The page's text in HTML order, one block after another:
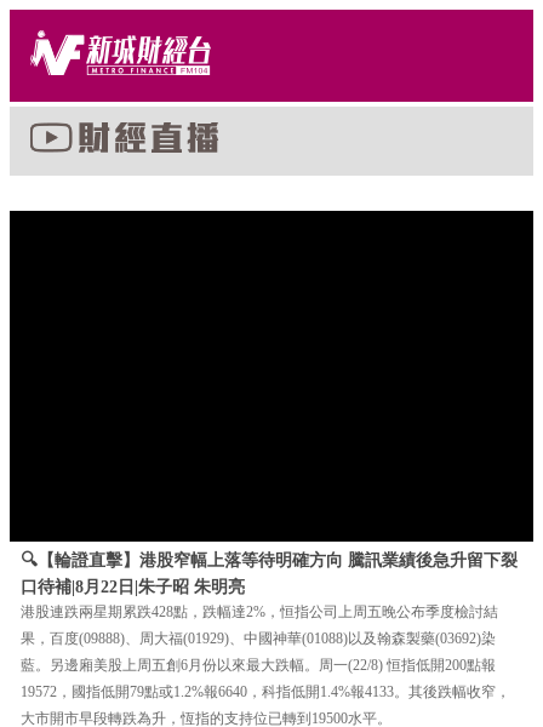
🔍【輪證直擊】港股窄幅上落等待明確方向 騰訊業績後急升留下裂
口待補|8月22日|朱子昭 朱明亮
港股連跌兩星期累跌428點，跌幅達2%，恒指公司上周五晚公布季度檢討結
果，百度(09888)、周大福(01929)、中國神華(01088)以及翰森製藥(03692)染
藍。另邊廂美股上周五創6月份以來最大跌幅。周一(22/8) 恒指低開200點報
19572，國指低開79點或1.2%報6640，科指低開1.4%報4133。其後跌幅收窄，
大市開市早段轉跌為升，恆指的支持位已轉到19500水平。